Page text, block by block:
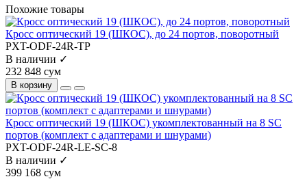
Похожие товары
Кросс оптический 19 (ШКОС), до 24 портов, поворотный
PXT-ODF-24R-TP
В наличии ✓
232 848 сум
В корзину
Кросс оптический 19 (ШКОС) укомплектованный на 8 SC
портов (комплект с адаптерами и шнурами)
PXT-ODF-24R-LE-SC-8
В наличии ✓
399 168 сум